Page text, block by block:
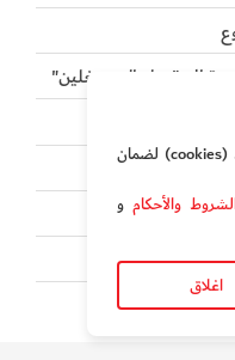
إلى "عزل المستغلين"
المهاجرين
أخرى
واحد
يستخدم هذا الموقع ملفات تعريف الارتباط (cookies) لضمان
والأحكامو
اغلاق